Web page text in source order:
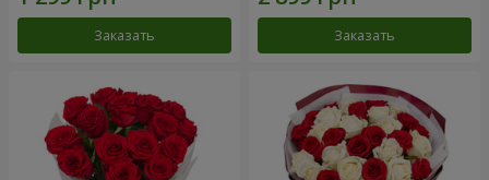
Заказать Заказать